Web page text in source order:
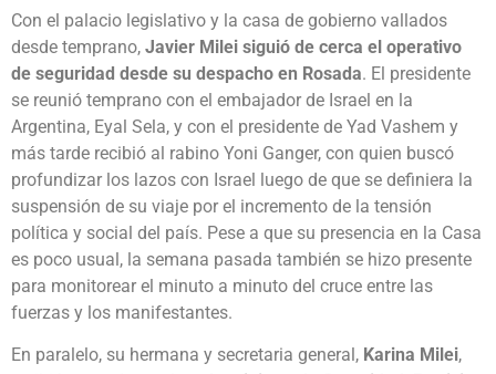
Con el palacio legislativo y la casa de gobierno vallados
desde temprano, Javier Milei siguió de cerca el operativo
de seguridad desde su despacho en Rosada. El presidente
se reunió temprano con el embajador de Israel en la
Argentina, Eyal Sela, y con el presidente de Yad Vashem y
más tarde recibió al rabino Yoni Ganger, con quien buscó
profundizar los lazos con Israel luego de que se definiera la
suspensión de su viaje por el incremento de la tensión
política y social del país. Pese a que su presencia en la Casa
es poco usual, la semana pasada también se hizo presente
para monitorear el minuto a minuto del cruce entre las
fuerzas y los manifestantes.
En paralelo, su hermana y secretaria general, Karina Milei,